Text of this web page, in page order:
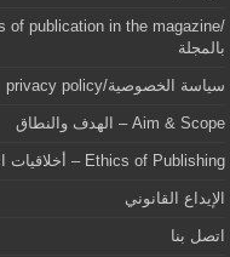
بالمجلة
سياسة الخصوصية/privacy policy
Aim & Scope – الهدف والنطاق
Ethics of Publishing – أخلاقيات النشر
الإيداع القانوني
اتصل بنا